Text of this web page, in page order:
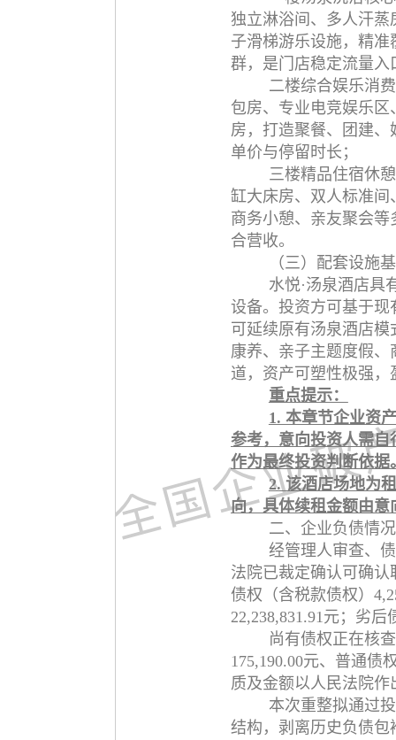
独立淋浴间、多人汗
子滑梯游乐设施，精
群，是门店稳定流量入
二楼综合娱乐消
包房、专业电竞娱乐
房，打造聚餐、团建
单价与停留时长；
三楼精品住宿休
缸大床房、双人标准
商务小憩、亲友聚会
合营收。
（三）配套设施
水悦·汤泉酒店具
设备。投资方可基于
可延续原有汤泉酒店
康养、亲子主题度假
道，资产可塑性极强
重点提示：
1. 本章节企业资
参考，意向投资人需
作为最终投资判断依据
2. 该酒店场地为
向，具体续租金额由
二、企业负债情况
经管理人审查、
法院已裁定确认可确认
债权（含税款债权）
22,238,831.91元；劣后
尚有债权正在核
175,190.00元、普通债
质及金额以人民法院
本次重整拟通过
结构，剥离历史负债